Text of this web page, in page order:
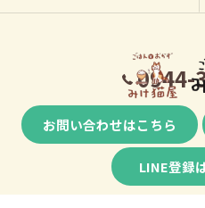
0944-
お問い合わせはこちら
LINE登録
© 2026 福岡県大牟田市の弁当なら